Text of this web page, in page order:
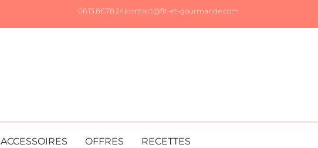
06.13.86.78.24|contact@fit-et-gourmande.com
ACCESSOIRES OFFRES RECETTES